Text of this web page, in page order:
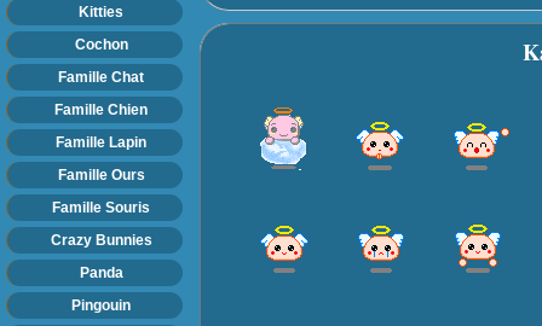
Kitties
Cochon
Famille Chat
Famille Chien
Famille Lapin
Famille Ours
Famille Souris
Crazy Bunnies
Panda
Pingouin